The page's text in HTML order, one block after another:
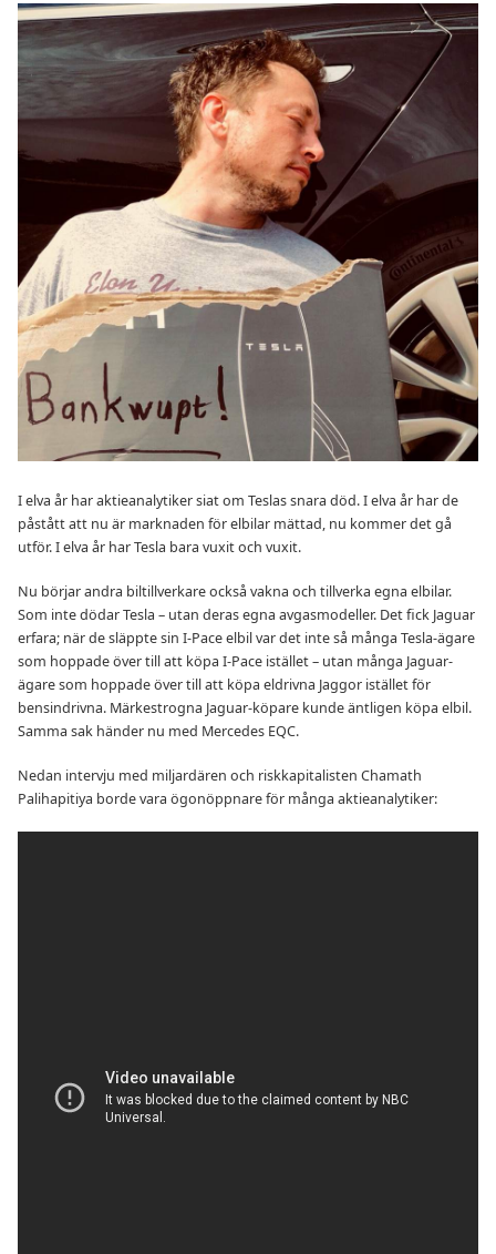
I elva år har aktieanalytiker siat om Teslas snara död. I elva år har de
påstått att nu är marknaden för elbilar mättad, nu kommer det gå
utför. I elva år har Tesla bara vuxit och vuxit.
Nu börjar andra biltillverkare också vakna och tillverka egna elbilar.
Som inte dödar Tesla – utan deras egna avgasmodeller. Det fick Jaguar
erfara; när de släppte sin I-Pace elbil var det inte så många Tesla-ägare
som hoppade över till att köpa I-Pace istället – utan många Jaguar-
ägare som hoppade över till att köpa eldrivna Jaggor istället för
bensindrivna. Märkestrogna Jaguar-köpare kunde äntligen köpa elbil.
Samma sak händer nu med Mercedes EQC.
Nedan intervju med miljardären och riskkapitalisten Chamath
Palihapitiya borde vara ögonöppnare för många aktieanalytiker: